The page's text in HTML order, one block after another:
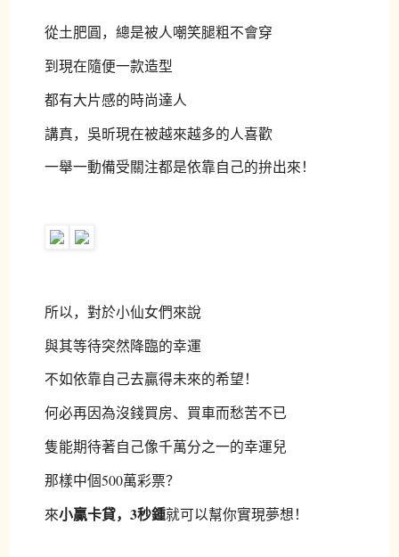
從土肥圓，總是被人嘲笑腿粗不會穿
到現在隨便一款造型
都有大片感的時尚達人
講真，吳昕現在被越來越多的人喜歡
一舉一動備受關注都是依靠自己的拚出來！
所以，對於小仙女們來說
與其等待突然降臨的幸運
不如依靠自己去贏得未來的希望！
何必再因為沒錢買房、買車而愁苦不已
隻能期待著自己像千萬分之一的幸運兒
那樣中個500萬彩票？
來小贏卡貸， 3秒鍾就可以幫你實現夢想！